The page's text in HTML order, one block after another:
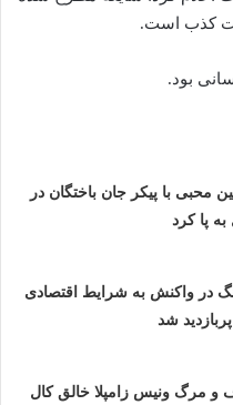
کذب است.
بود.
با پیکر جان باختگان در
پا کرد
در واکنش به شرایط اقتصادی
شد
و مرگ ونیس زامپلا خالق کال